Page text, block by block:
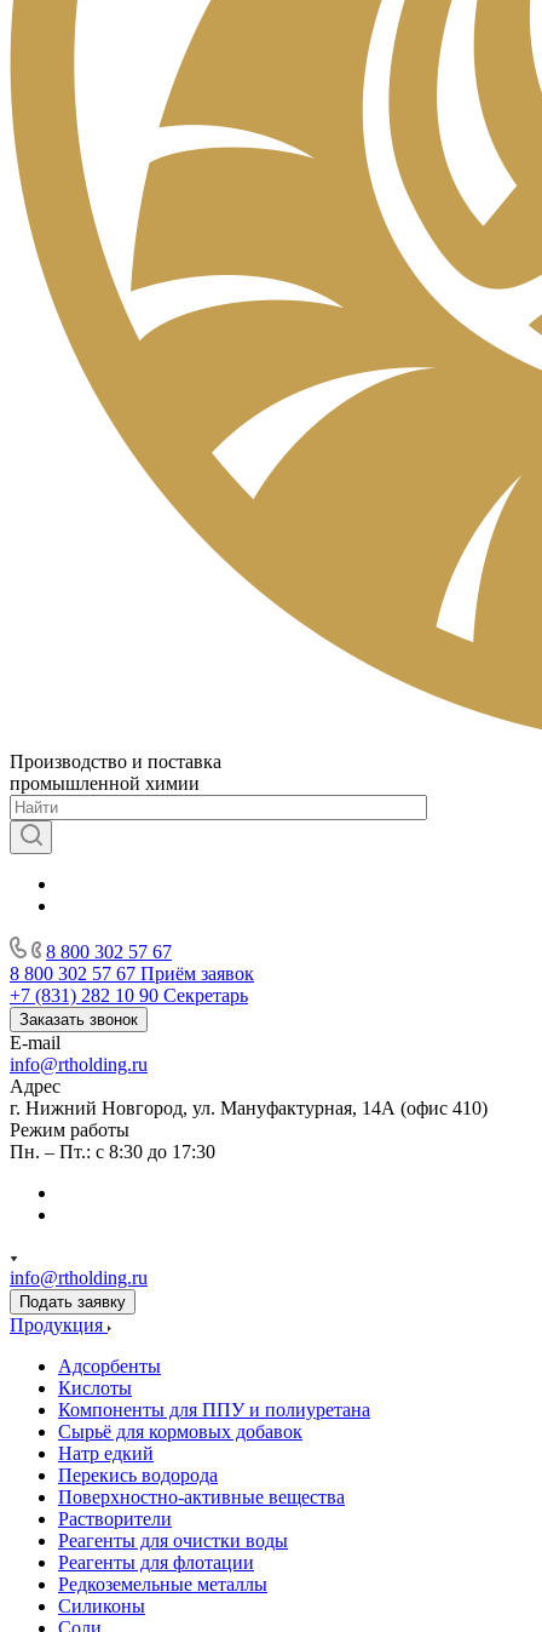
Производство и поставка
промышленной химии
8 800 302 57 67
8 800 302 57 67 Приём заявок
+7 (831) 282 10 90 Секретарь
Заказать звонок
E-mail
info@rtholding.ru
Адрес
г. Нижний Новгород, ул. Мануфактурная, 14А (офис 410)
Режим работы
Пн. – Пт.: с 8:30 до 17:30
info@rtholding.ru
Подать заявку
Продукция
Адсорбенты
Кислоты
Компоненты для ППУ и полиуретана
Сырьё для кормовых добавок
Натр едкий
Перекись водорода
Поверхностно-активные вещества
Растворители
Реагенты для очистки воды
Реагенты для флотации
Редкоземельные металлы
Силиконы
Соли